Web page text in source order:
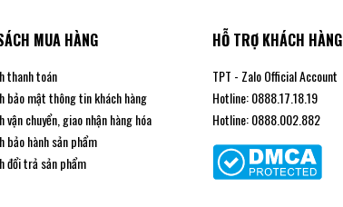
MUA HÀNG
thanh toán
bảo mật thông tin khách hàng
vận chuyển, giao nhận hàng hóa
bảo hành sản phẩm
đổi trả sản phẩm
HỖ TRỢ KHÁCH HÀNG
TPT - Zalo Official Account
Hotline: 0888.17.18.19
Hotline: 0888.002.882